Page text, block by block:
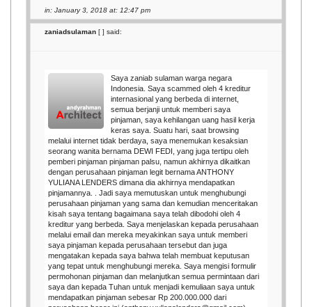
in: January 3, 2018 at: 12:47 pm
zaniadsulaman [] said:
Saya zaniab sulaman warga negara
Indonesia. Saya scammed oleh 4 kreditur
internasional yang berbeda di internet,
semua berjanji untuk memberi saya
pinjaman, saya kehilangan uang hasil kerja
keras saya. Suatu hari, saat browsing
melalui internet tidak berdaya, saya menemukan kesaksian
seorang wanita bernama DEWI FEDI, yang juga tertipu oleh
pemberi pinjaman pinjaman palsu, namun akhirnya dikaitkan
dengan perusahaan pinjaman legit bernama ANTHONY
YULIANA LENDERS dimana dia akhirnya mendapatkan
pinjamannya. . Jadi saya memutuskan untuk menghubungi
perusahaan pinjaman yang sama dan kemudian menceritakan
kisah saya tentang bagaimana saya telah dibodohi oleh 4
kreditur yang berbeda. Saya menjelaskan kepada perusahaan
melalui email dan mereka meyakinkan saya untuk memberi
saya pinjaman kepada perusahaan tersebut dan juga
mengatakan kepada saya bahwa telah membuat keputusan
yang tepat untuk menghubungi mereka. Saya mengisi formulir
permohonan pinjaman dan melanjutkan semua permintaan dari
saya dan kepada Tuhan untuk menjadi kemuliaan saya untuk
mendapatkan pinjaman sebesar Rp 200.000.000 dari